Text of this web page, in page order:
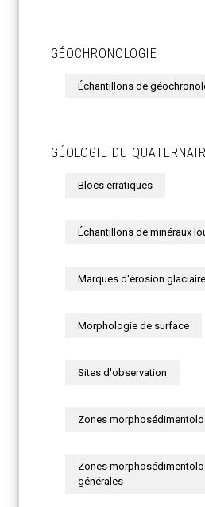
GÉOCHRONOLOGIE
Échantillons de
GÉOLOGIE DU
Blocs erratiques
Échantillons de minéraux
Marques d'érosion glaciaire
Morphologie de surface
Sites d'observation
Zones
Zones
générales